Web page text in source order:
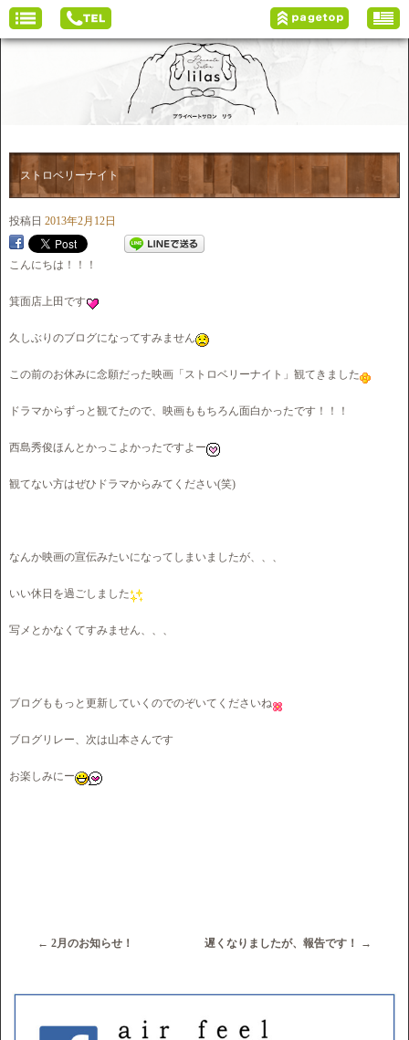
ストロベリーナイト
投稿日 2013年2月12日
こんにちは！！！
箕面店上田です
久しぶりのブログになってすみません
この前のお休みに念願だった映画「ストロベリーナイト」観てきました
ドラマからずっと観てたので、映画ももちろん面白かったです！！！
西島秀俊ほんとかっこよかったですよー
観てない方はぜひドラマからみてください(笑)
なんか映画の宣伝みたいになってしまいましたが、、、
いい休日を過ごしました
写メとかなくてすみません、、、
ブログももっと更新していくのでのぞいてくださいね
ブログリレー、次は山本さんです
お楽しみにー
← 2月のお知らせ！ 遅くなりましたが、報告です！ →